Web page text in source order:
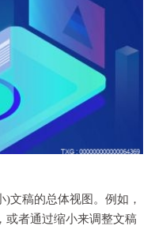
文稿的总体视图。例如，
或者通过缩小来调整文稿